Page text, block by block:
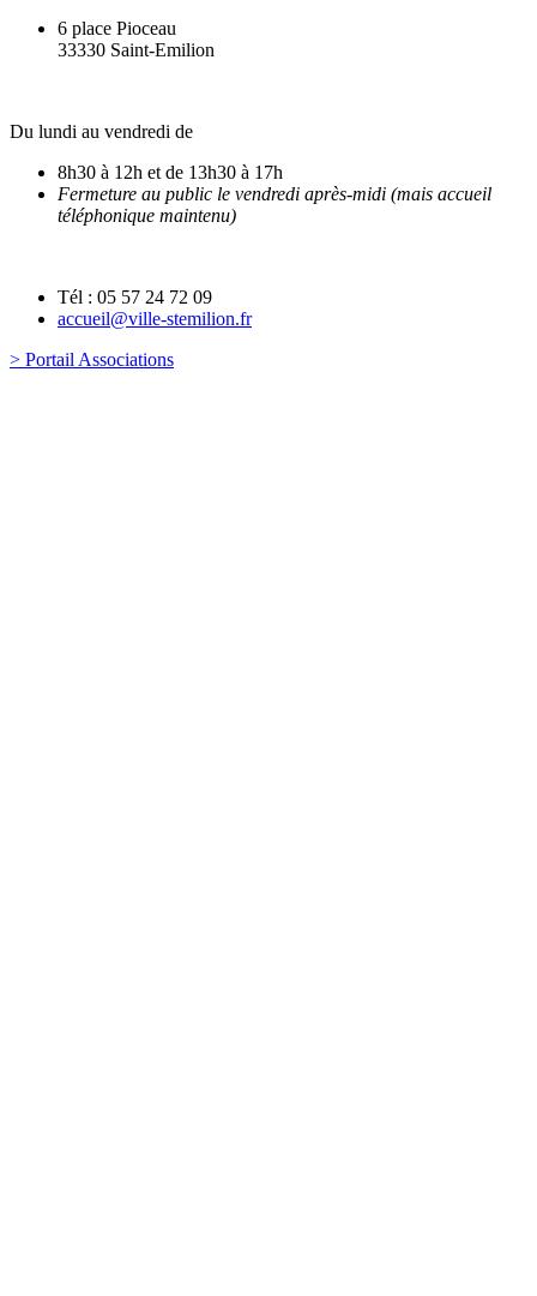
6 place Pioceau
33330 Saint-Emilion
Du lundi au vendredi de
8h30 à 12h et de 13h30 à 17h
Fermeture au public le vendredi après-midi (mais accueil
téléphonique maintenu)
Tél : 05 57 24 72 09
accueil@ville-stemilion.fr
> Portail Associations